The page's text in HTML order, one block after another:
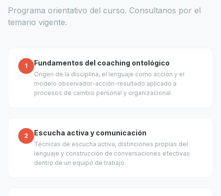
Programa orientativo del curso. Consultanos por el
temario vigente.
1 Fundamentos del coaching ontológico
Origen de la disciplina, el lenguaje como acción y el
modelo observador-acción-resultado aplicado a
procesos de cambio personal y organizacional.
2 Escucha activa y comunicación
Técnicas de escucha activa, distinciones propias del
lenguaje y construcción de conversaciones efectivas
dentro de un equipo de trabajo.